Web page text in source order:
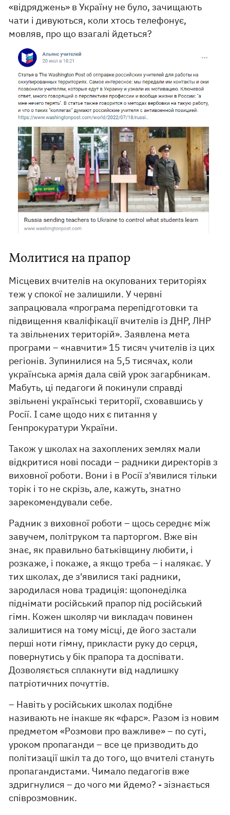
«відряджень» в Україну не було, зачищають
чати і дивуються, коли хтось телефонує,
мовляв, про що взагалі йдеться?
Молитися на прапор
Місцевих вчителів на окупованих територіях
теж у спокої не залишили. У червні
запрацювала «програма перепідготовки та
підвищення кваліфікації вчителів із ДНР, ЛНР
та звільнених територій». Заявлена мета
програми – «навчити» 15 тисяч учителів із цих
регіонів. Зупинилися на 5,5 тисячах, коли
українська армія дала свій урок загарбникам.
Мабуть, ці педагоги й покинули справді
звільнені українські території, сховавшись у
Росії. І саме щодо них є питання у
Генпрокуратури України.
Також у школах на захоплених землях мали
відкритися нові посади – радники директорів з
виховної роботи. Вони і в Росії з'явилися тільки
торік і то не скрізь, але, кажуть, знатно
зарекомендували себе.
Радник з виховної роботи – щось середнє між
завучем, політруком та парторгом. Вже він
знає, як правильно батьківщину любити, і
розкаже, і покаже, а якщо треба – і налякає. У
тих школах, де з'явилися такі радники,
зародилася нова традиція: щопонеділка
піднімати російський прапор під російський
гімн. Кожен школяр чи викладач повинен
залишитися на тому місці, де його застали
перші ноти гімну, прикласти руку до серця,
повернутись у бік прапора та доспівати.
Дозволяється сплакнути від надлишку
патріотичних почуттів.
– Навіть у російських школах подібне
називають не інакше як «фарс». Разом із новим
предметом «Розмови про важливе» – по суті,
уроком пропаганди – все це призводить до
політизації шкіл та до того, що вчителі стануть
пропагандистами. Чимало педагогів вже
здригнулися – до чого ми йдемо? - зізнається
співрозмовник.